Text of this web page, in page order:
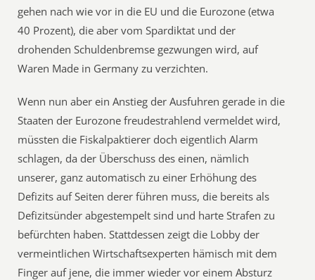
gehen nach wie vor in die EU und die Eurozone (etwa
40 Prozent), die aber vom Spardiktat und der
drohenden Schuldenbremse gezwungen wird, auf
Waren Made in Germany zu verzichten.
Wenn nun aber ein Anstieg der Ausfuhren gerade in die
Staaten der Eurozone freudestrahlend vermeldet wird,
müssten die Fiskalpaktierer doch eigentlich Alarm
schlagen, da der Überschuss des einen, nämlich
unserer, ganz automatisch zu einer Erhöhung des
Defizits auf Seiten derer führen muss, die bereits als
Defizitsünder abgestempelt sind und harte Strafen zu
befürchten haben. Stattdessen zeigt die Lobby der
vermeintlichen Wirtschaftsexperten hämisch mit dem
Finger auf jene, die immer wieder vor einem Absturz